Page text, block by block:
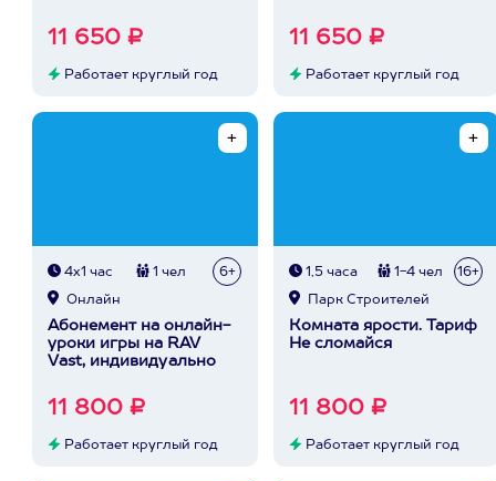
11 650 ₽
Работает круглый год
11 650 ₽
Работает круглый год
4х1 час 1 чел 6+
Онлайн
Абонемент на онлайн-
уроки игры на RAV
Vast, индивидуально
11 800 ₽
Работает круглый год
1,5 часа 1-4 чел 16+
Парк Строителей
Комната ярости. Тариф
Не сломайся
11 800 ₽
Работает круглый год